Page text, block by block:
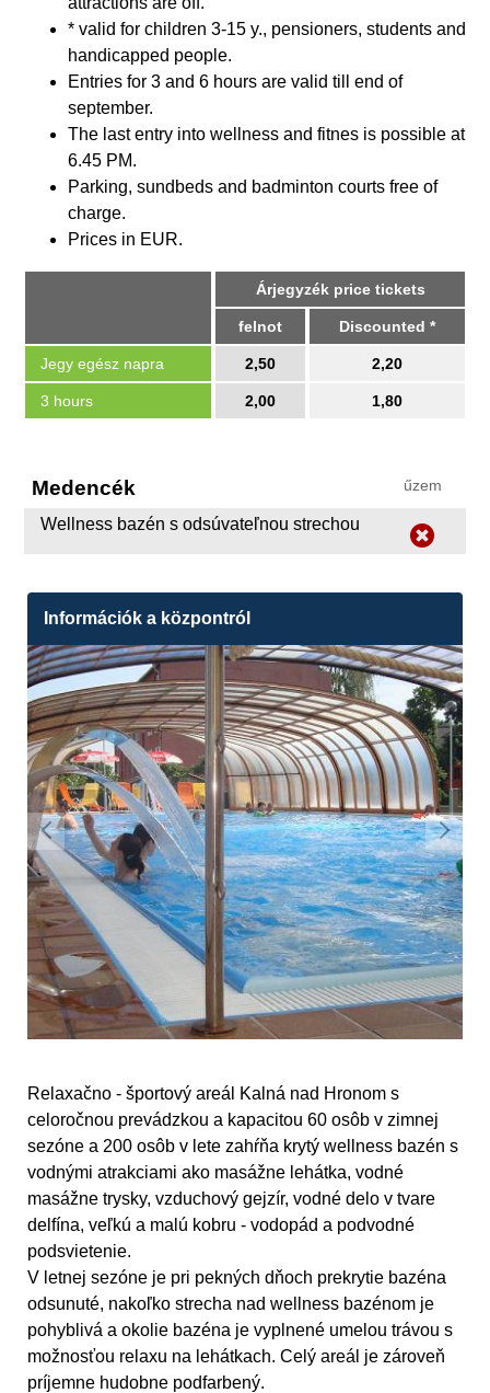
* valid for children 3-15 y., pensioners, students and
handicapped people.
Entries for 3 and 6 hours are valid till end of
september.
The last entry into wellness and fitnes is possible at
6.45 PM.
Parking, sundbeds and badminton courts free of
charge.
Prices in EUR.
Árjegyzék price tickets
felnot Discounted *
Jegy egész napra 2,50 2,20
3 hours 2,00 1,80
Medencék űzem
Wellness bazén s odsúvateľnou strechou
Információk a központról
Relaxačno - športový areál Kalná nad Hronom s
celoročnou prevádzkou a kapacitou 60 osôb v zimnej
sezóne a 200 osôb v lete zahŕňa krytý wellness bazén s
vodnými atrakciami ako masážne lehátka, vodné
masážne trysky, vzduchový gejzír, vodné delo v tvare
delfína, veľkú a malú kobru - vodopád a podvodné
podsvietenie.
V letnej sezóne je pri pekných dňoch prekrytie bazéna
odsunuté, nakoľko strecha nad wellness bazénom je
pohyblivá a okolie bazéna je vyplnené umelou trávou s
možnosťou relaxu na lehátkach. Celý areál je zároveň
príjemne hudobne podfarbený.